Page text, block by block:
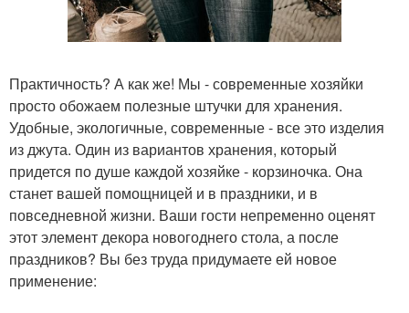
Практичность? А как же! Мы - современные хозяйки
просто обожаем полезные штучки для хранения.
Удобные, экологичные, современные - все это изделия
из джута. Один из вариантов хранения, который
придется по душе каждой хозяйке - корзиночка. Она
станет вашей помощницей и в праздники, и в
повседневной жизни. Ваши гости непременно оценят
этот элемент декора новогоднего стола, а после
праздников? Вы без труда придумаете ей новое
применение: